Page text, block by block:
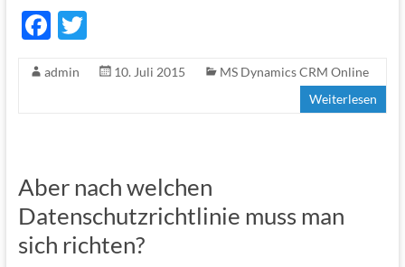
F
e
k
T
itt
admin 10. Juli 2015
MS Dynamics CRM Online
Weiterlesen
Aber nach welchen
Datenschutzrichtlinie muss man
sich richten?